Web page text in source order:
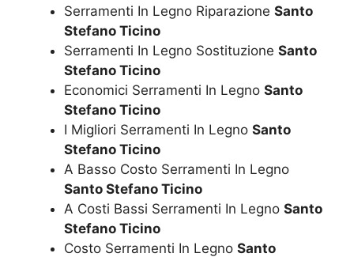
Serramenti In Legno Riparazione Santo
Stefano Ticino
Serramenti In Legno Sostituzione Santo
Stefano Ticino
Economici Serramenti In Legno Santo
Stefano Ticino
I Migliori Serramenti In Legno Santo
Stefano Ticino
A Basso Costo Serramenti In Legno
Santo Stefano Ticino
A Costi Bassi Serramenti In Legno Santo
Stefano Ticino
Costo Serramenti In Legno Santo